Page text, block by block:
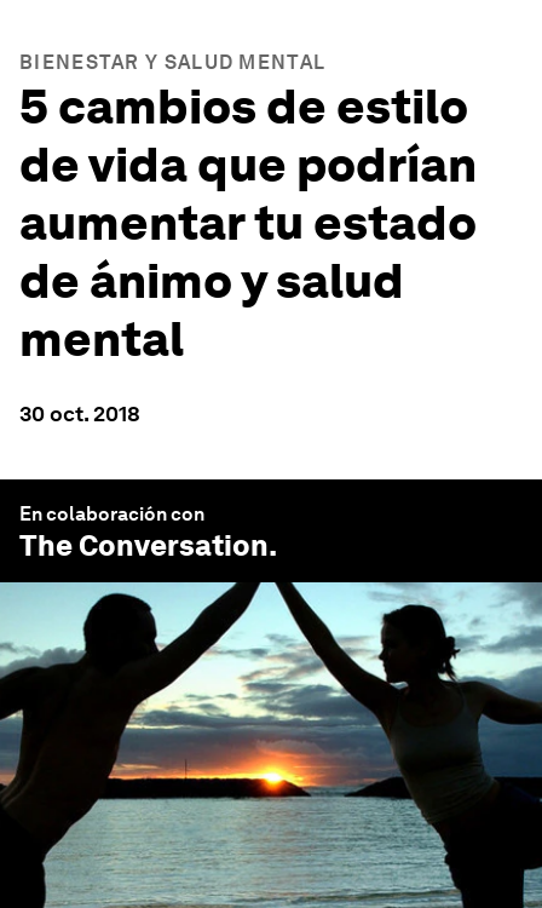
BIENESTAR Y SALUD MENTAL
5 cambios de estilo
de vida que podrían
aumentar tu estado
de ánimo y salud
mental
30 oct. 2018
En colaboración con
The Conversation.